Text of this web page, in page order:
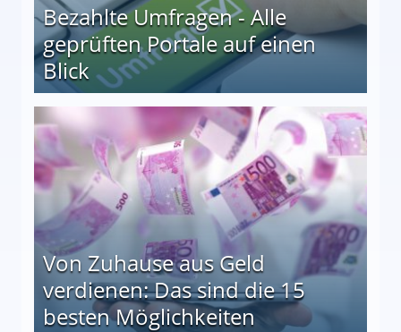
Bezahlte Umfragen - Alle
geprüften Portale auf einen
Blick
auf einen Blick
Von Zuhause aus Geld
verdienen: Das sind die 15
besten Möglichkeiten